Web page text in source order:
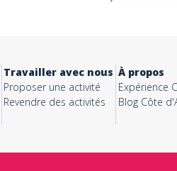
Travailler avec nous
Proposer une activité
Revendre des activités
À propos
Expérience
Blog Côte